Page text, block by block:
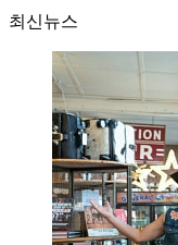
최신뉴스